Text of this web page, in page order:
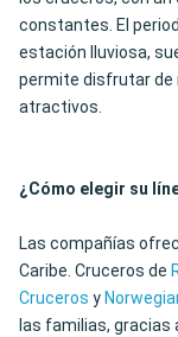
constantes. El
estación lluviosa,
permite disfrutar de
atractivos.
¿Cómo elegir su
Las compañías
Caribe. Cruceros de
Cruceros y
las familias, gracias